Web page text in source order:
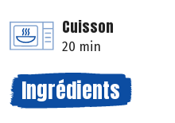
Cuisson
20 min
Ingrédients